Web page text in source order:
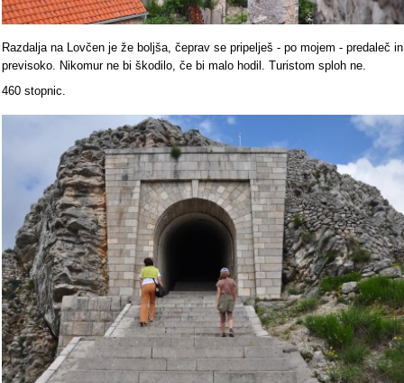
Razdalja na Lovčen je že boljša, čeprav se pripelješ - po mojem - predaleč in
previsoko. Nikomur ne bi škodilo, če bi malo hodil. Turistom sploh ne.
460 stopnic.